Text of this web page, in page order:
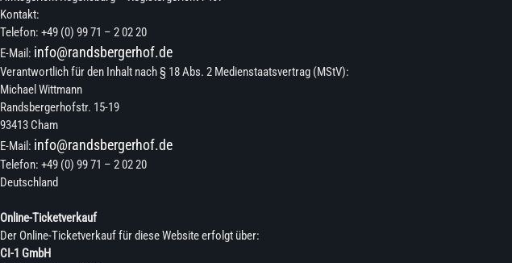
Kontakt:
Telefon: +49 (0) 99 71 – 2 02 20
E-Mail: info@randsbergerhof.de
Verantwortlich für den Inhalt nach § 18 Abs. 2 Medienstaatsvertrag (MStV):
Michael Wittmann
Randsbergerhofstr. 15-19
93413 Cham
E-Mail: info@randsbergerhof.de
Telefon: +49 (0) 99 71 – 2 02 20
Deutschland
Online-Ticketverkauf
Der Online-Ticketverkauf für diese Website erfolgt über:
CI-1 GmbH